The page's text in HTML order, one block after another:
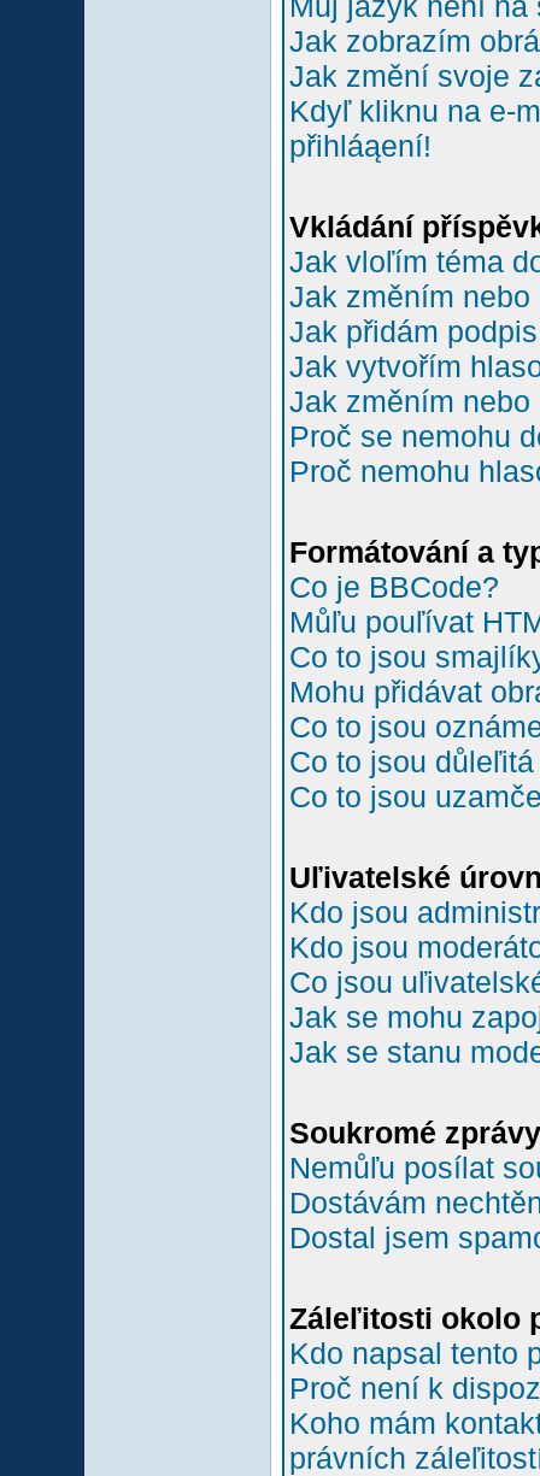
Jak zobrazím
Jak změní svoje
Kdyľ kliknu na e-
přihláąení!
Vkládání
Jak vloľím téma
Jak změním
Jak přidám
Jak vytvořím
Jak změním
Proč se nemohu
Proč nemohu
Formátování a
Co je BBCode?
Můľu pouľívat
Co to jsou
Mohu přidávat
Co to jsou
Co to jsou
Co to jsou
Uľivatelské
Kdo jsou
Kdo jsou
Co jsou
Jak se mohu
Jak se stanu
Soukromé zprávy
Nemůľu posílat
Dostávám
Dostal jsem
Záleľitosti okolo
Kdo napsal tento
Proč není k
Koho mám
právních